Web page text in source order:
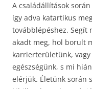
A családállítások
így adva katartikus
továbblépéshez. Segít
akadt meg, hol borult
karrierterületünk,
egészségünk, s mi
elérjük. Életünk során